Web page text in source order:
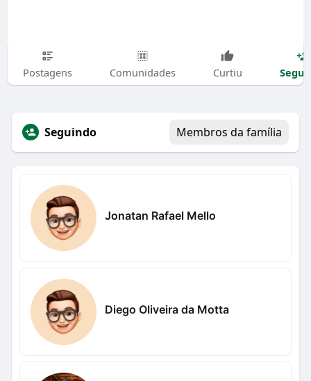
Postagens Comunidades Curtiu
Seguindo Membros da família
Jonatan Rafael Mello
Diego Oliveira da Motta